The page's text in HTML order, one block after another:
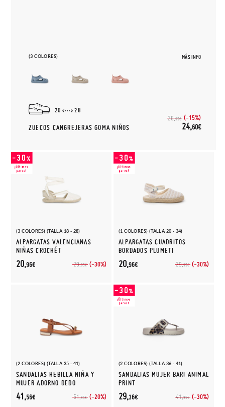
(3 COLORES) MÁS INFO
20 28
ZUECOS CANGREJERAS GOMA NIÑOS
28,95€ (-15%)
24,60€
(3 COLORES) (TALLA 18 - 28)
ALPARGATAS VALENCIANAS
NIÑAS CROCHÉT
29,95€ (-30%)
20,96€
(1 COLORES) (TALLA 20 - 34)
ALPARGATAS CUADRITOS
BORDADOS PLUMETI
29,95€ (-30%)
20,96€
(2 COLORES) (TALLA 35 - 41)
SANDALIAS HEBILLA NIÑA Y
MUJER ADORNO DEDO
51,95€ (-20%)
41,56€
(2 COLORES) (TALLA 36 - 41)
SANDALIAS MUJER BARI ANIMAL
PRINT
41,95€ (-30%)
29,36€